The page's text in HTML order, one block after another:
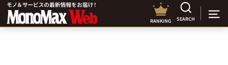
RANKING SEARCH